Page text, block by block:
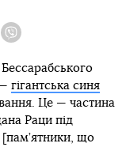
Viber
гігантська синя
Це — частина
Раци під
що